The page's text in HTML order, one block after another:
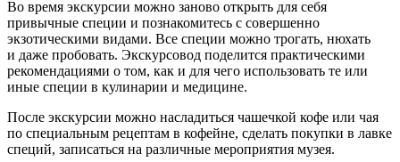
Во время экскурсии можно заново открыть для себя
привычные специи и познакомитесь с совершенно
экзотическими видами. Все специи можно трогать, нюхать
и даже пробовать. Экскурсовод поделится практическими
рекомендациями о том, как и для чего использовать те или
иные специи в кулинарии и медицине.
После экскурсии можно насладиться чашечкой кофе или чая
по специальным рецептам в кофейне, сделать покупки в лавке
специй, записаться на различные мероприятия музея.